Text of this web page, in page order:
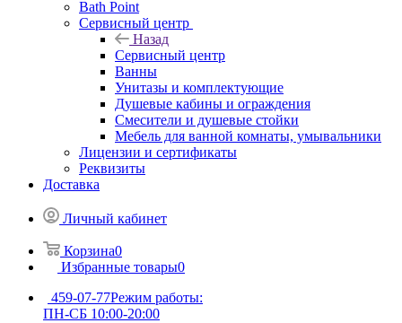
Bath Point
Сервисный центр
Назад
Сервисный центр
Ванны
Унитазы и комплектующие
Душевые кабины и ограждения
Смесители и душевые стойки
Мебель для ванной комнаты, умывальники
Лицензии и сертификаты
Реквизиты
Доставка
Личный кабинет
Корзина0
Избранные товары0
459-07-77Режим работы:
ПН-СБ 10:00-20:00